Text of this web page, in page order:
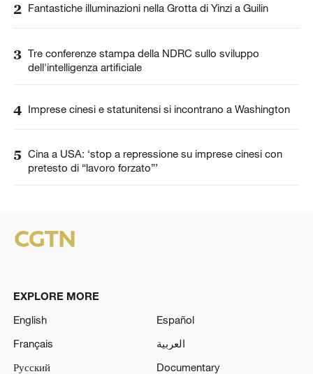
2 Fantastiche illuminazioni nella Grotta di Yinzi a Guilin
3 Tre conferenze stampa della NDRC sullo sviluppo
dell'intelligenza artificiale
4 Imprese cinesi e statunitensi si incontrano a Washington
5 Cina a USA: ‘stop a repressione su imprese cinesi con
pretesto di “lavoro forzato”’
EXPLORE MORE
English
Español
Français
العربية
Русский
Documentary